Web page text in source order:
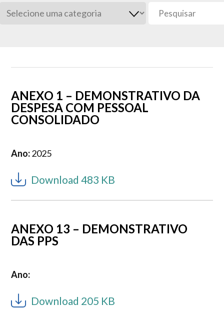
ANEXO 1 – DEMONSTRATIVO DA
DESPESA COM PESSOAL
CONSOLIDADO
Ano:2025
Download 483 KB
ANEXO 13 – DEMONSTRATIVO
DAS PPS
Ano:
Download 205 KB